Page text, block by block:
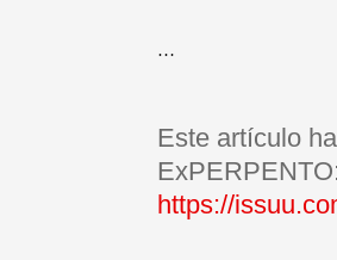
…
Este artículo
ExPERPENTO:
https://